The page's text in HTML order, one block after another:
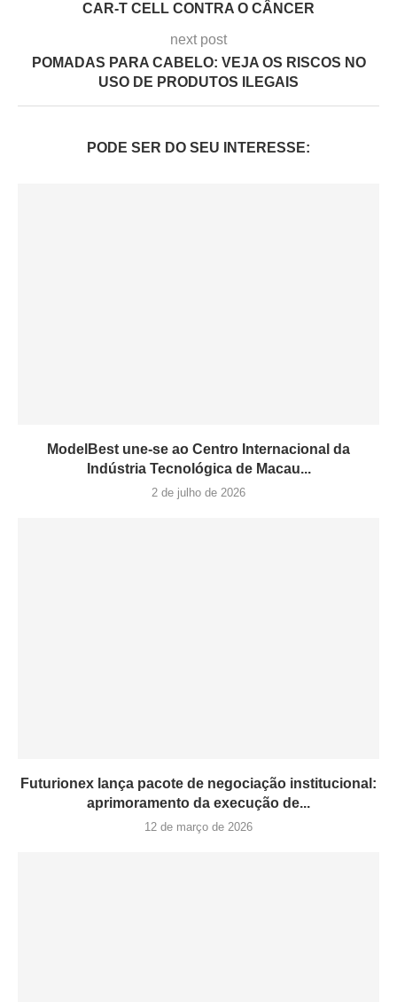
CAR-T CELL CONTRA O CÂNCER
next post
POMADAS PARA CABELO: VEJA OS RISCOS NO
USO DE PRODUTOS ILEGAIS
PODE SER DO SEU INTERESSE:
ModelBest une-se ao Centro Internacional da
Indústria Tecnológica de Macau...
2 de julho de 2026
Futurionex lança pacote de negociação institucional:
aprimoramento da execução de...
12 de março de 2026